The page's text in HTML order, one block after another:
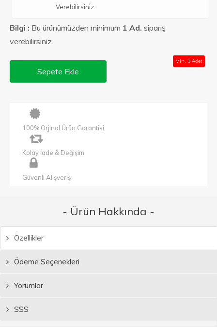
Verebilirsiniz.
Bilgi : Bu ürünümüzden minimum 1 Ad. sipariş
verebilirsiniz.
Sepete Ekle
Min. 1 Adet
100% Orjinal Ürün Garantisi
Kolay İade & Değişim
Güvenli Alışveriş
- Ürün Hakkında -
Özellikler
Ödeme Seçenekleri
Yorumlar
SSS